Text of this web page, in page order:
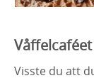
Visste du att